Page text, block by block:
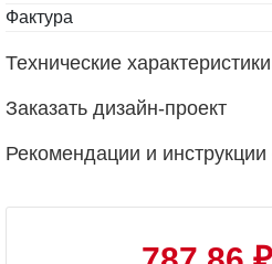
Фактура
Технические
Заказать дизайн-проект
Рекомендации и